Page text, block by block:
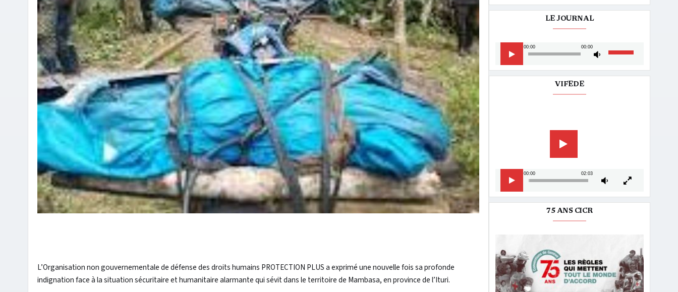
L’Organisation non gouvernementale de défense des droits humains PROTECTION PLUS a exprimé une nouvelle fois sa profonde
indignation face à la situation sécuritaire et humanitaire alarmante qui sévit dans le territoire de Mambasa, en province de l’Ituri.
LE JOURNAL
audio
00:00 00:00
flèches
VIFEDE
00:00 02:03
75 ANS CICR